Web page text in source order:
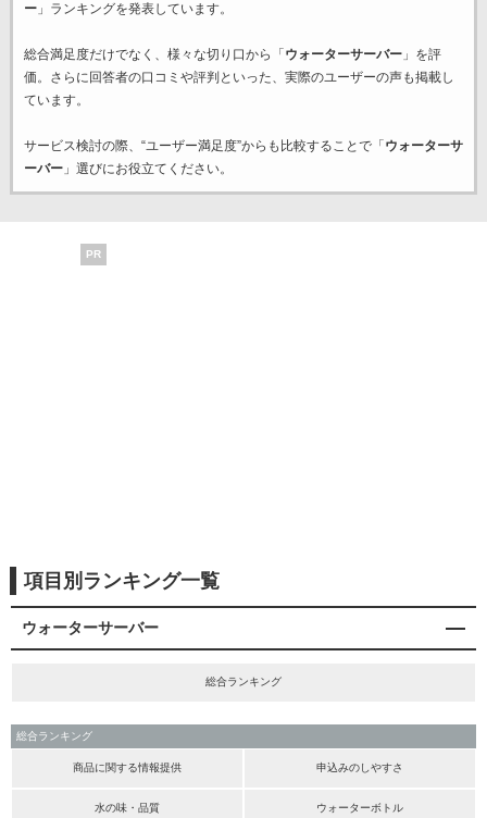
ー」ランキングを発表しています。
総合満足度だけでなく、様々な切り口から「 ウォーターサーバー」を評
価。さらに回答者の口コミや評判といった、実際のユーザーの声も掲載し
ています。
サービス検討の際、“ユーザー満足度”からも比較することで「 ウォーターサ
ーバー」選びにお役立てください。
PR
項目別ランキング一覧
ウォーターサーバー
総合ランキング
総合ランキング
商品に関する情報提供 申込みのしやすさ
水の味・品質 ウォーターボトル